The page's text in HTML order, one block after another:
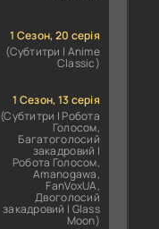
1 Сезон, 20 серія
(Субтитри | Anime
Classic)
1 Сезон, 13 серія
(Субтитри | Робота
Голосом,
Багатоголосий
закадровий |
Робота Голосом,
Amanogawa,
FanVoxUA,
Двоголосий
закадровий | Glass
Moon)